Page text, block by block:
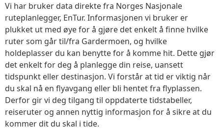
Vi har bruker data direkte fra Norges Nasjonale
ruteplanlegger, EnTur. Informasjonen vi bruker er
plukket ut med øye for å gjøre det enkelt å finne hvilke
ruter som går til/fra Gardermoen, og hvilke
holdeplasser du kan benytte for å komme hit. Dette gjør
det enkelt for deg å planlegge din reise, uansett
tidspunkt eller destinasjon. Vi forstår at tid er viktig når
du skal nå en flyavgang eller bli hentet fra flyplassen.
Derfor gir vi deg tilgang til oppdaterte tidstabeller,
reiseruter og annen nyttig informasjon for å sikre at du
kommer dit du skal i tide.